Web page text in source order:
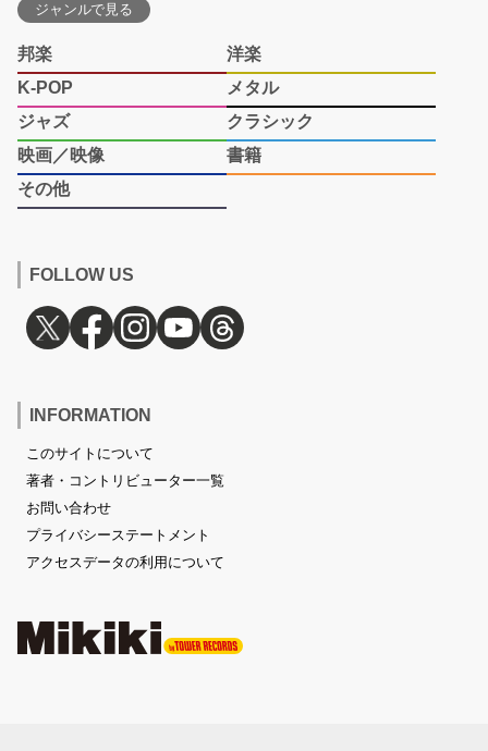
ジャンルで見る
邦楽
洋楽
K-POP
メタル
ジャズ
クラシック
映画／映像
書籍
その他
FOLLOW US
INFORMATION
このサイトについて
著者・コントリビューター一覧
お問い合わせ
プライバシーステートメント
アクセスデータの利用について